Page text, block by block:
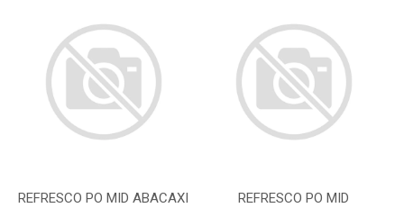
REFRESCO PO MID ABACAXI
REFRESCO PO MID